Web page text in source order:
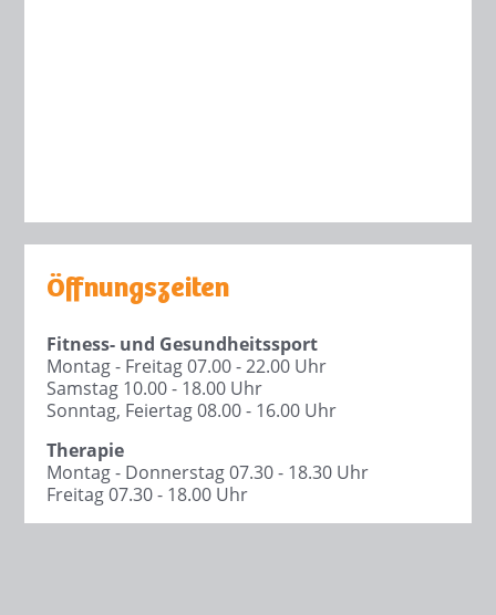
Öffnungszeiten
Fitness- und Gesundheitssport
Montag - Freitag 07.00 - 22.00 Uhr
Samstag 10.00 - 18.00 Uhr
Sonntag, Feiertag 08.00 - 16.00 Uhr
Therapie
Montag - Donnerstag 07.30 - 18.30 Uhr
Freitag 07.30 - 18.00 Uhr